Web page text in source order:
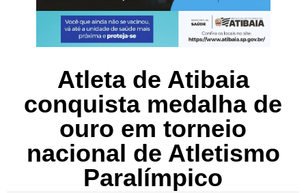
Atleta de Atibaia
conquista medalha de
ouro em torneio
nacional de Atletismo
Paralímpico